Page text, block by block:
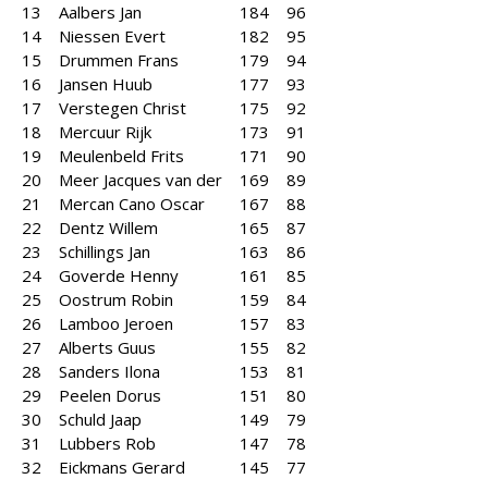
13 Aalbers Jan 184 96
14 Niessen Evert 182 95
15 Drummen Frans 179 94
16 Jansen Huub 177 93
17 Verstegen Christ 175 92
18 Mercuur Rijk 173 91
19 Meulenbeld Frits 171 90
20 Meer Jacques van der 169 89
21 Mercan Cano Oscar 167 88
22 Dentz Willem 165 87
23 Schillings Jan 163 86
24 Goverde Henny 161 85
25 Oostrum Robin 159 84
26 Lamboo Jeroen 157 83
27 Alberts Guus 155 82
28 Sanders Ilona 153 81
29 Peelen Dorus 151 80
30 Schuld Jaap 149 79
31 Lubbers Rob 147 78
32 Eickmans Gerard 145 77